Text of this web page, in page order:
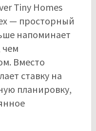
Tiny Homes
— просторный
напоминает
чем
Вместо
ставку на
планировку,